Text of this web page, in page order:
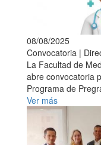
08/08/2025
Convocatoria |
La Facultad de
abre convocatoria
Programa de
Ver más